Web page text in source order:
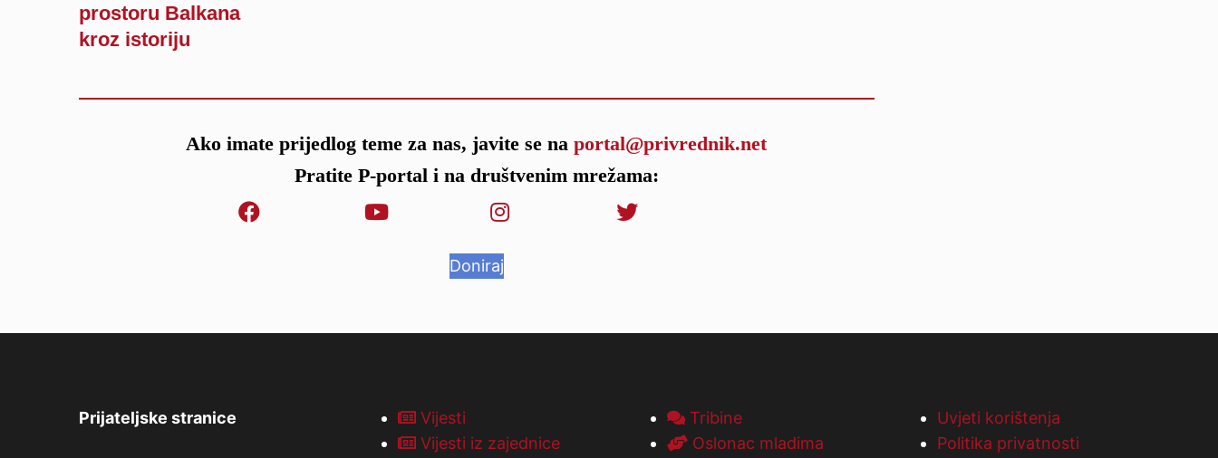
prostoru Balkana
kroz istoriju
Ako imate prijedlog teme za nas, javite se naportal@privrednik.net
Pratite P-portal i na društvenim mrežama:
Doniraj
Prijateljske stranice
Vijesti
Vijesti iz zajednice
Tribine
Oslonac mladima
Uvjeti korištenja
Politika privatnosti